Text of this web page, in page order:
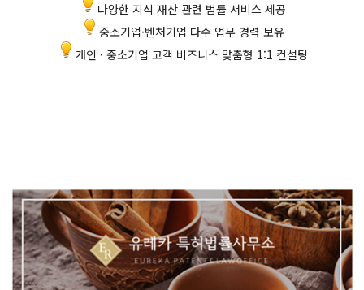
다양한 지식 재산 관련 법률 서비스 제공
중소기업·벤처기업 다수 업무 경력 보유
개인 · 중소기업 고객 비즈니스 맞춤형 1:1 컨설팅